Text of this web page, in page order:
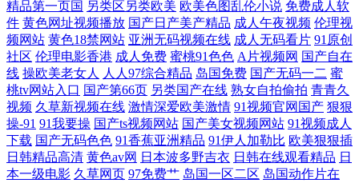
情资原 日韩综合成人 97人妻人人色 91啦操精品首页 丁香五月激情一本道
欧美精品久久www 在线观看污 91uu成人福利 九一香蕉视频撸啊撸 国产传
媒合集 内射极品小美女 91ri国产精品视频 91偷拍视频网站 大香蕉东京热
一本道 久草日本亚洲 无码免费观看 老司机大香蕉 先锋影音av成人 91大神
在线看 91秦先生在线视频 国产91性爱直播导航 人人操人人干av97 五月婷
精品第一页国 另类区另类欧美 欧美色图乱伦小说 免费成人软
件 黄色网址视频播放 国产日产美产精品 成人午夜视频 伦理视
频网站 黄色18禁网站 亚洲无码视频在线 成人无码看片 91原创
社区 伦理电影香港 成人免费 蜜桃91色色 A片视频网 国产自在
线 操欧美老女人 人人97综合精品 岛国免费 国产无码一二 蜜
桃tv网站入口 国产第66页 另类国产在线 熟女自拍偷拍 青青久
视频 久草新视频在线 激情深爱欧美激情 91视频官网国产 狠狠
操-91 91我要操 国产ts视频网站 国产美女视频网站 91视频成人
下载 国产无码色色 91香蕉亚洲精品 91伊人加勒比 欧美狠狠插
日韩精品高清 黄色av网 日本波多野吉衣 日韩在线观看精品 日
本一级电影 久草网页 97免费艹 岛国一区二区 岛国动作片在